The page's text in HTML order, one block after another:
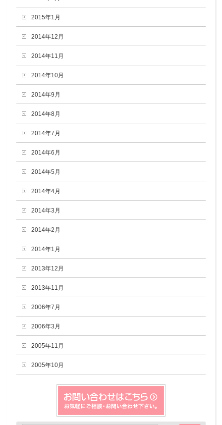
2015年1月
2014年12月
2014年11月
2014年10月
2014年9月
2014年8月
2014年7月
2014年6月
2014年5月
2014年4月
2014年3月
2014年2月
2014年1月
2013年12月
2013年11月
2006年7月
2006年3月
2005年11月
2005年10月